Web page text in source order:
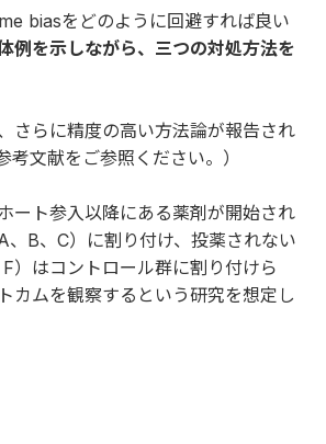
biasをどのように回避すれば良い
例を示しながら、三つの対処方法を
さらに精度の高い方法論が報告され
考文献をご参照ください。）
ート参入以降にある薬剤が開始され
、B、C）に割り付け、投薬されない
）はコントロール群に割り付けら
カムを観察するという研究を想定し